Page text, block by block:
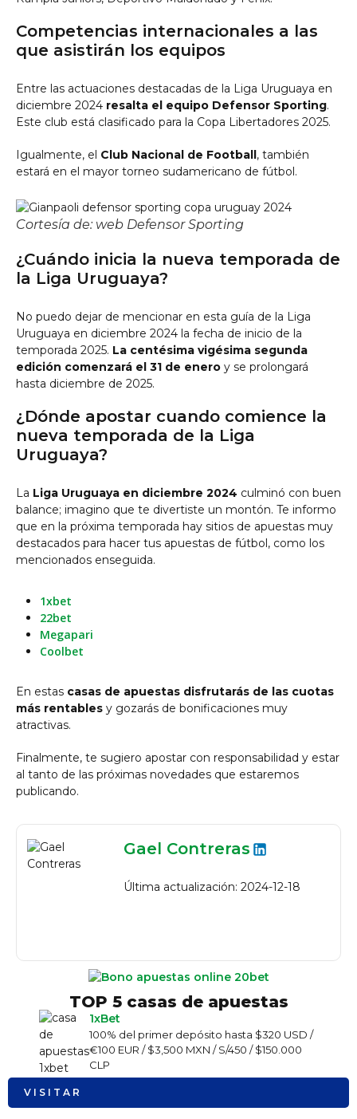
Competencias internacionales a las
que asistirán los equipos
Entre las actuaciones destacadas de la Liga Uruguaya en
diciembre 2024 resalta el equipo Defensor Sporting.
Este club está clasificado para la Copa Libertadores 2025.
Igualmente, el Club Nacional de Football, también
estará en el mayor torneo sudamericano de fútbol.
Cortesía de: web Defensor Sporting
¿Cuándo inicia la nueva temporada de
la Liga Uruguaya?
No puedo dejar de mencionar en esta guía de la Liga
Uruguaya en diciembre 2024 la fecha de inicio de la
temporada 2025. La centésima vigésima segunda
edición comenzará el 31 de enero y se prolongará
hasta diciembre de 2025.
¿Dónde apostar cuando comience la
nueva temporada de la Liga
Uruguaya?
La Liga Uruguaya en diciembre 2024 culminó con buen
balance; imagino que te divertiste un montón. Te informo
que en la próxima temporada hay sitios de apuestas muy
destacados para hacer tus apuestas de fútbol, como los
mencionados enseguida.
1xbet
22bet
Megapari
Coolbet
En estas casas de apuestas disfrutarás de las cuotas
más rentables y gozarás de bonificaciones muy
atractivas.
Finalmente, te sugiero apostar con responsabilidad y estar
al tanto de las próximas novedades que estaremos
publicando.
Gael Contreras
Última actualización: 2024-12-18
TOP 5 casas de apuestas
1xBet
100% del primer depósito hasta $320 USD /
€100 EUR / $3,500 MXN / S/450 / $150.000
CLP
VISITAR